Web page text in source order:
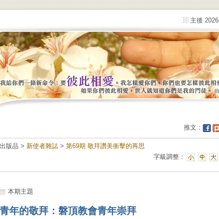
主後
推文：
出版品 > 新使者雜誌 > 第69期 敬拜讚美衝擊的再思
字級調整：
本期主題
青年的敬拜：磐頂教會青年崇拜